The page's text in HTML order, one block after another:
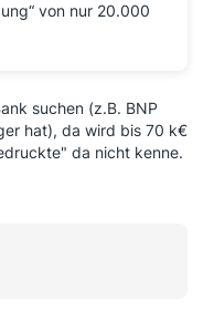
von nur 20.000
suchen (z.B. BNP
hat), da wird bis 70 k€
da nicht kenne.